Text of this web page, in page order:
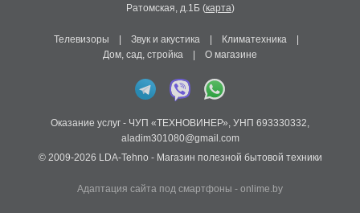
Ратомская, д.1Б(карта)
Телевизоры Звук и акустика Климатехника
Дом, сад, стройка
О магазине
Оказание услуг - ЧУП «ТЕХНОВИНЕР», УНП 693330332,
aladim301080@gmail.com
© 2009-2026 LDA-Tehno - Магазин полезной бытовой техники
Адаптация сайта под смартфоны - onlime.by